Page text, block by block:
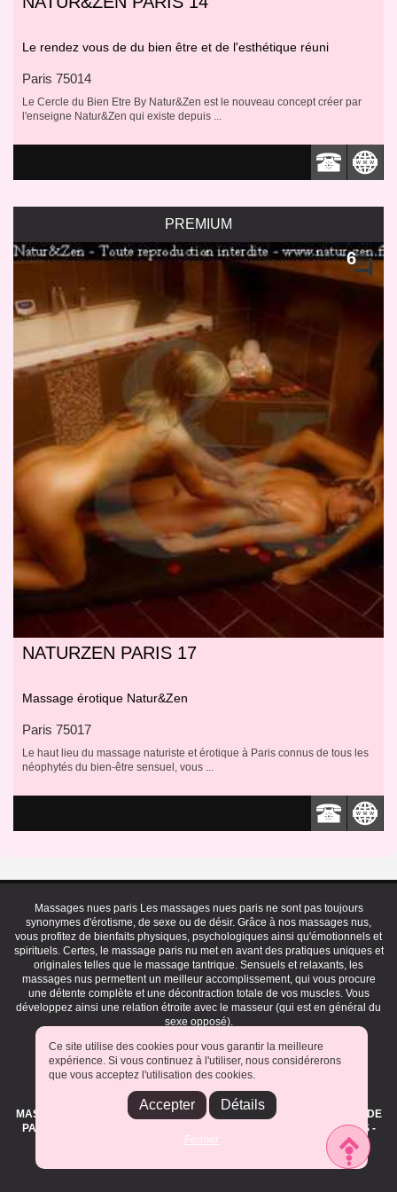
Le rendez vous de du bien être et de l'esthétique réuni
Paris 75014
Le Cercle du Bien Etre By Natur&Zen est le nouveau concept créer par
l'enseigne Natur&Zen qui existe depuis ...
PREMIUM
6
NATURZEN PARIS 17
Massage érotique Natur&Zen
Paris 75017
Le haut lieu du massage naturiste et érotique à Paris connus de tous les
néophytés du bien-être sensuel, vous ...
Massages nues paris Les massages nues paris ne sont pas toujours
synonymes d'érotisme, de sexe ou de désir. Grâce à nos massages nus,
vous profitez de bienfaits physiques, psychologiques ainsi qu'émotionnels et
spirituels. Certes, le massage paris nu met en avant des pratiques uniques et
originales telles que le massage tantrique. Sensuels et relaxants, les
massages nus permettent un meilleur accomplissement, qui vous procure
une détente complète et une décontraction totale de vos muscles. Vous
développez ainsi une relation étroite avec le masseur (qui est en général du
sexe opposé).
Plan du site|Mentions légales|Vidéos massages|Contact
ANNUAIRE NUMERO UN QUI RECENSE TOUS LES SALONS DE
MASSAGES NATURISTES, EROTIQUES, SENSUELS ET TANTRIQUES DE
PARIS ET L'ILE DE FRANCE. LES CLUBS LIBERTINS, ECHANGISTES -
TOUT L'UNVIERS DES SOINS ET DE LA DETENTE SENSUELS ET
Ce site utilise des cookies pour vous garantir la meilleure
expérience. Si vous continuez à l'utiliser, nous considérerons
que vous acceptez l'utilisation des cookies.
Accepter Détails
Fermer